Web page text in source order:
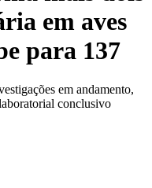
em aves
para 137
em andamento,
conclusivo